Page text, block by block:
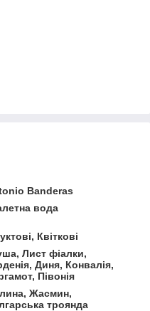
Banderas
вода
Квіткові
Лист фіалки,
Диня, Конвалія,
Півонія
Жасмин,
троянда